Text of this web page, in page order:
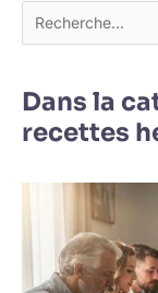
Dans la
recettes